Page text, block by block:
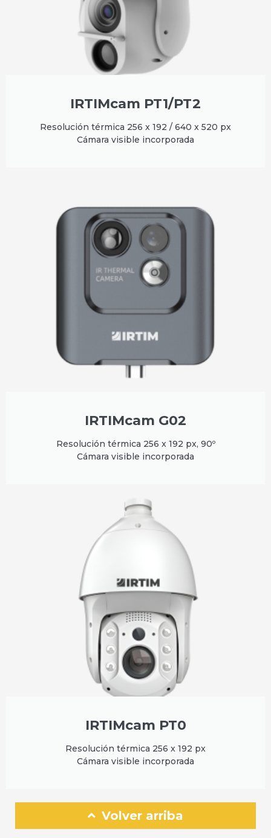
IRTIMcam PT1/PT2
Resolución térmica 256 x 192 / 640 x 520 px
Cámara visible incorporada
IRTIMcam G02
Resolución térmica 256 x 192 px, 90º
Cámara visible incorporada
IRTIMcam PT0
Resolución térmica 256 x 192 px
Cámara visible incorporada
Volver arriba